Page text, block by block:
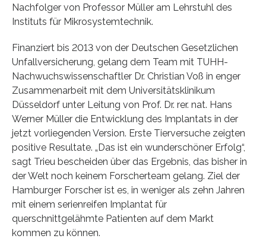
Nachfolger von Professor Müller am Lehrstuhl des
Instituts für Mikrosystemtechnik.
Finanziert bis 2013 von der Deutschen Gesetzlichen
Unfallversicherung, gelang dem Team mit TUHH-
Nachwuchswissenschaftler Dr. Christian Voß in enger
Zusammenarbeit mit dem Universitätsklinikum
Düsseldorf unter Leitung von Prof. Dr. rer. nat. Hans
Werner Müller die Entwicklung des Implantats in der
jetzt vorliegenden Version. Erste Tierversuche zeigten
positive Resultate. „Das ist ein wunderschöner Erfolg“,
sagt Trieu bescheiden über das Ergebnis, das bisher in
der Welt noch keinem Forscherteam gelang. Ziel der
Hamburger Forscher ist es, in weniger als zehn Jahren
mit einem serienreifen Implantat für
querschnittgelähmte Patienten auf dem Markt
kommen zu können.